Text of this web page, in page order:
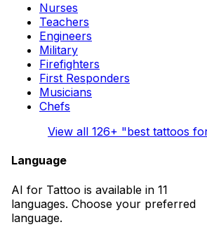
Nurses
Teachers
Engineers
Military
Firefighters
First Responders
Musicians
Chefs
View all 126+ "best tattoos
Language
AI for Tattoo is available in 11
languages. Choose your preferred
language.